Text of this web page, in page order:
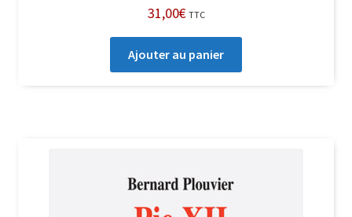
31,00€ TTC
Ajouter au panier